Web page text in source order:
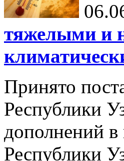
тяжелыми и
Принято
Республики
дополнений в
Республики